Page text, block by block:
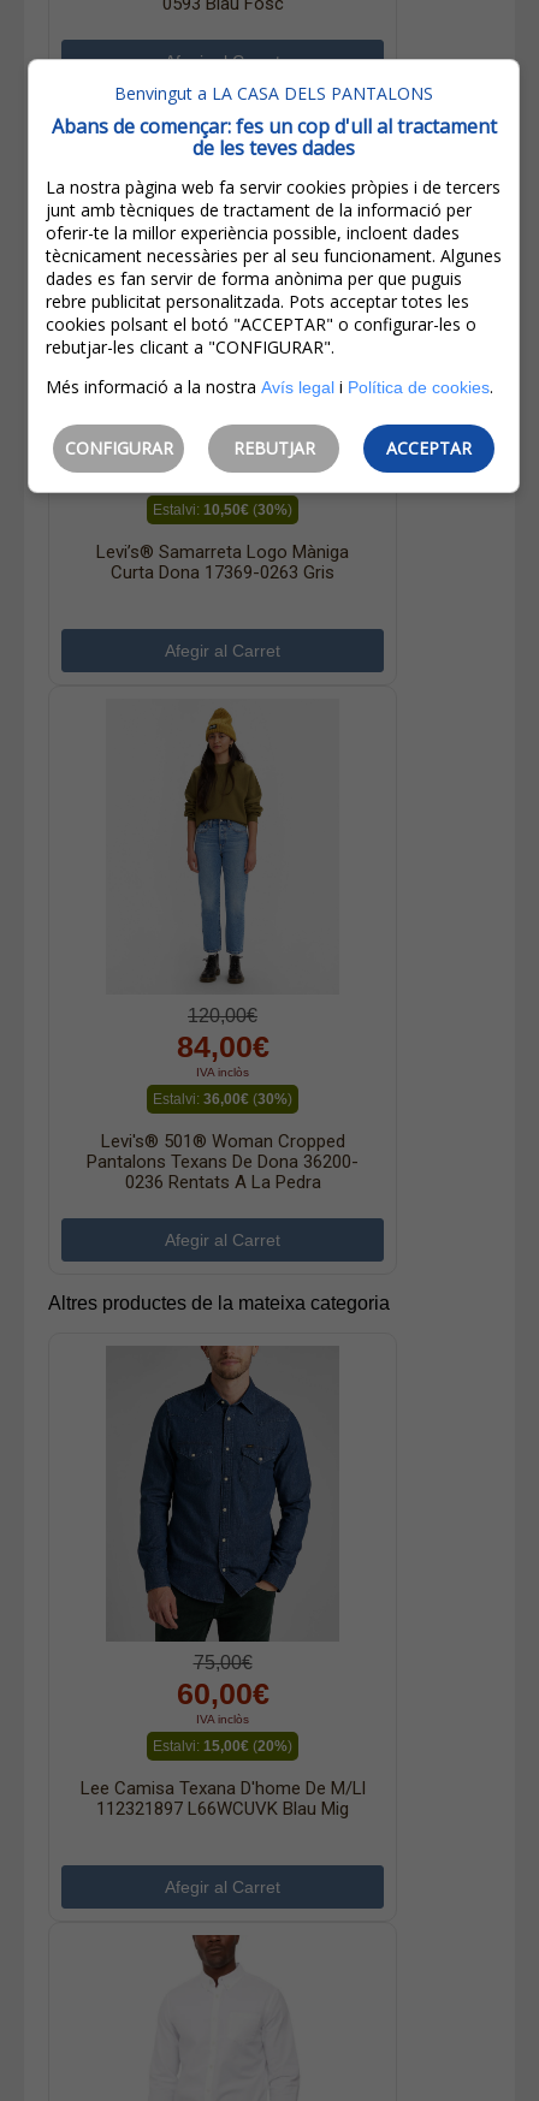
35,00€
24,50€
Estalvi: 10,50€ (30%)
Levi’s® Samarreta Logo Màniga
Curta Dona 17369-0263 Gris
120,00€
84,00€
IVA inclòs
Estalvi: 36,00€ (30%)
Levi's® 501® Woman Cropped
Pantalons Texans De Dona 36200-
0236 Rentats A La Pedra
Altres productes de la mateixa categoria
75,00€
60,00€
IVA inclòs
Estalvi: 15,00€ (20%)
Lee Camisa Texana D'home De M/ll
112321897 L66WCUVK Blau Mig
Benvingut a LA CASA DELS PANTALONS
Abans de començar: fes un cop d'ull al tractament
de les teves dades
La nostra pàgina web fa servir cookies pròpies i de tercers
junt amb tècniques de tractament de la informació per
oferir-te la millor experiència possible, incloent dades
tècnicament necessàries per al seu funcionament. Algunes
dades es fan servir de forma anònima per que puguis
rebre publicitat personalitzada. Pots acceptar totes les
cookies polsant el botó "ACCEPTAR" o configurar-les o
rebutjar-les clicant a "CONFIGURAR".
Més informació a la nostra Avís legali Política de cookies.
CONFIGURAR REBUTJAR ACCEPTAR